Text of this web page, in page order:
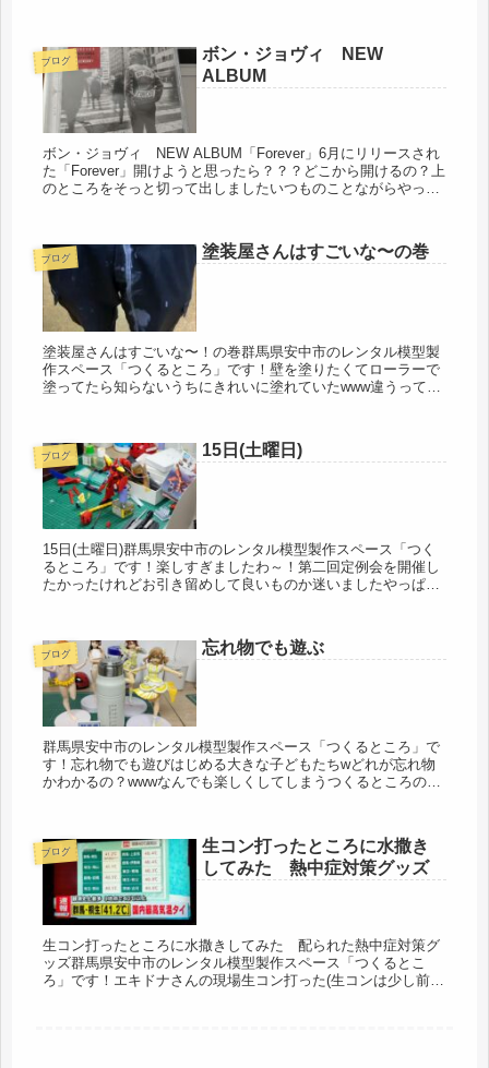
ブログ
ボン・ジョヴィ NEW
ALBUM
ボン・ジョヴィ NEW ALBUM「Forever」6月にリリースされ
た「Forever」開けようと思ったら？？？どこから開けるの？上
のところをそっと切って出しましたいつものことながらやっぱ
ブログ 塗装屋さんはすごいな〜の巻
塗装屋さんはすごいな〜！の巻群馬県安中市のレンタル模型製
作スペース「つくるところ」です！壁を塗りたくてローラーで
塗ってたら知らないうちにきれいに塗れていたwww違うって🤣
ブログ 15日(土曜日)
15日(土曜日)群馬県安中市のレンタル模型製作スペース「つく
るところ」です！楽しすぎましたわ～！第二回定例会を開催し
たかったけれどお引き留めして良いものか迷いましたやっぱり
ブログ 忘れ物でも遊ぶ
群馬県安中市のレンタル模型製作スペース「つくるところ」で
す！忘れ物でも遊びはじめる大きな子どもたちwどれが忘れ物
かわかるの？wwwなんでも楽しくしてしまうつくるところのゆ
ブログ
生コン打ったところに水撒き
してみた 熱中症対策グッズ
生コン打ったところに水撒きしてみた 配られた熱中症対策グ
ッズ群馬県安中市のレンタル模型製作スペース「つくるとこ
ろ」です！エキドナさんの現場生コン打った(生コンは少し前に